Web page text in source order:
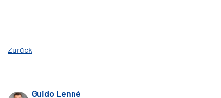
Zurück
Guido Lenné